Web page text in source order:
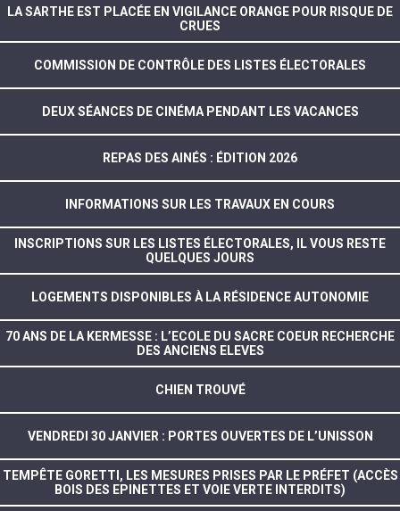
LA SARTHE EST PLACÉE EN VIGILANCE ORANGE POUR RISQUE DE
CRUES
COMMISSION DE CONTRÔLE DES LISTES ÉLECTORALES
DEUX SÉANCES DE CINÉMA PENDANT LES VACANCES
REPAS DES AINÉS : ÉDITION 2026
INFORMATIONS SUR LES TRAVAUX EN COURS
INSCRIPTIONS SUR LES LISTES ÉLECTORALES, IL VOUS RESTE
QUELQUES JOURS
LOGEMENTS DISPONIBLES À LA RÉSIDENCE AUTONOMIE
70 ANS DE LA KERMESSE : L’ECOLE DU SACRE COEUR RECHERCHE
DES ANCIENS ELEVES
CHIEN TROUVÉ
VENDREDI 30 JANVIER : PORTES OUVERTES DE L’UNISSON
TEMPÊTE GORETTI, LES MESURES PRISES PAR LE PRÉFET (ACCÈS
BOIS DES EPINETTES ET VOIE VERTE INTERDITS)